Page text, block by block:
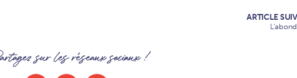
ARTICLE
sur les réseaux sociaux !